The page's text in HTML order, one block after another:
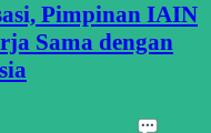
Pimpinan IAIN
Sama dengan